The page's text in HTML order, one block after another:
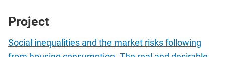
Project
Social inequalities and the market risks following